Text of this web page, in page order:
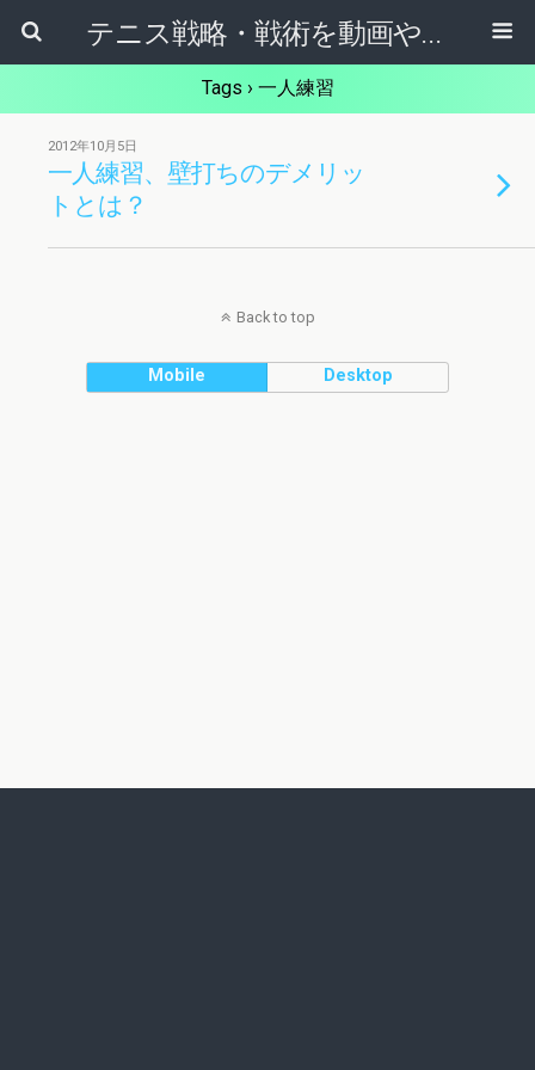
テニス戦略・戦術を動画やマンガから学ぶためのブログ
Tags › 一人練習
2012年10月5日
一人練習、壁打ちのデメリッ
トとは？
Back to top
Mobile Desktop